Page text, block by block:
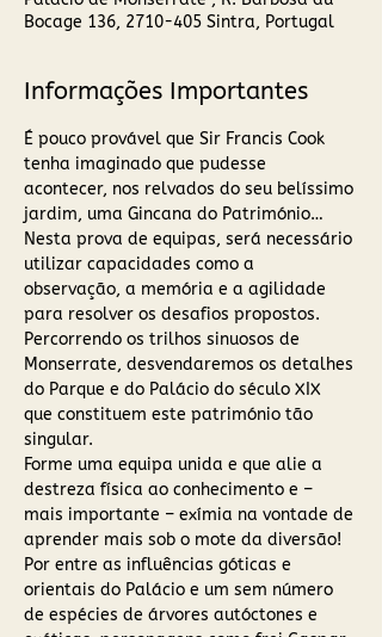
Bocage 136, 2710-405 Sintra, Portugal
Informações Importantes
É pouco provável que Sir Francis Cook
tenha imaginado que pudesse
acontecer, nos relvados do seu belíssimo
jardim, uma Gincana do Património…
Nesta prova de equipas, será necessário
utilizar capacidades como a
observação, a memória e a agilidade
para resolver os desafios propostos.
Percorrendo os trilhos sinuosos de
Monserrate, desvendaremos os detalhes
do Parque e do Palácio do século XIX
que constituem este património tão
singular.
Forme uma equipa unida e que alie a
destreza física ao conhecimento e –
mais importante – exímia na vontade de
aprender mais sob o mote da diversão!
Por entre as influências góticas e
orientais do Palácio e um sem número
de espécies de árvores autóctones e